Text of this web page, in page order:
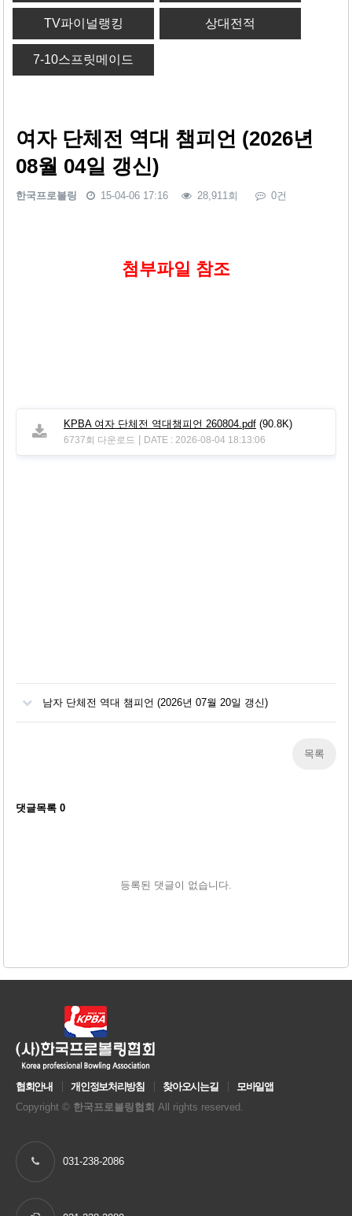
TV파이널랭킹 상대전적
7-10스프릿메이드
여자 단체전 역대 챔피언 (2026년
08월 04일 갱신)
한국프로볼링 15-04-06 17:16 28,911회 0건
첨부파일 참조
KPBA 여자 단체전 역대챔피언 260804.pdf(90.8K)
6737회 다운로드 DATE : 2026-08-04 18:13:06
남자 단체전 역대 챔피언 (2026년 07월 20일 갱신)
목록
댓글목록 0
등록된 댓글이 없습니다.
협회안내 개인정보처리방침 찾아오시는길
모바일앱
Copyright © 한국프로볼링협회 All rights reserved.
031-238-2086